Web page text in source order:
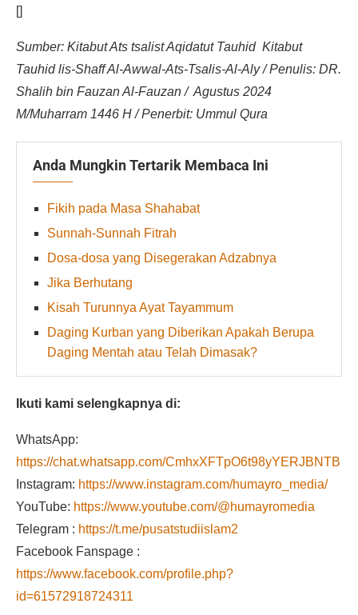
[]
Sumber: Kitabut Ats tsalist Aqidatut Tauhid Kitabut
Tauhid lis-Shaff Al-Awwal-Ats-Tsalis-Al-Aly / Penulis: DR.
Shalih bin Fauzan Al-Fauzan / Agustus 2024
M/Muharram 1446 Η / Penerbit: Ummul Qura
Anda Mungkin Tertarik Membaca Ini
Fikih pada Masa Shahabat
Sunnah-Sunnah Fitrah
Dosa-dosa yang Disegerakan Adzabnya
Jika Berhutang
Kisah Turunnya Ayat Tayammum
Daging Kurban yang Diberikan Apakah Berupa
Daging Mentah atau Telah Dimasak?
Ikuti kami selengkapnya di:
WhatsApp:
https://chat.whatsapp.com/CmhxXFTpO6t98yYERJBNTB
Instagram: https://www.instagram.com/humayro_media/
YouTube: https://www.youtube.com/@humayromedia
Telegram : https://t.me/pusatstudiislam2
Facebook Fanspage :
https://www.facebook.com/profile.php?
id=61572918724311